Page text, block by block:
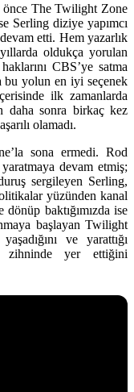
önce The Twilight Zone
Serling diziye yapımcı
etti. Hem yazarlık
oldukça yorulan
CBS’ye satma
bu yolun en iyi seçenek
ilk zamanlarda
daha sonra birkaç kez
olamadı.
sona ermedi. Rod
devam etmiş;
sergileyen Serling,
yüzünden kanal
baktığımızda ise
başlayan Twilight
ve yarattığı
zihninde yer ettiğini